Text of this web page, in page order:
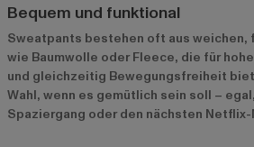
Bequem und funktional
Sweatpants bestehen oft aus weichen,
wie Baumwolle oder Fleece, die für
und gleichzeitig Bewegungsfreiheit
Wahl, wenn es gemütlich sein soll –
Spaziergang oder den nächsten